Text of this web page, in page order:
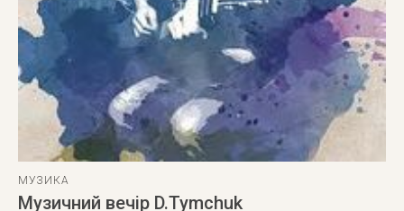
МУЗИКА
Музичний вечір D.Tymchuk